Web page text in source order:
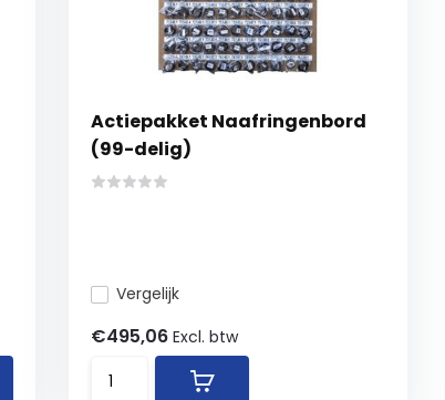
Actiepakket Naafringenbord
(99-delig)
Vergelijk
€495,06Excl. btw